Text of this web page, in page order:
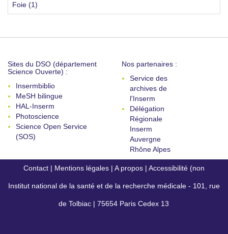
Foie (1)
Sites du DSO (département
Science Ouverte) :
Insermbiblio
MeSH bilingue
HAL-Inserm
Photoscience
Science Open Service
(SOS)
Nos partenaires :
Service des
archives de
l'Inserm
Délégation
Régionale
Inserm
Auvergne
Rhône Alpes
Contact | Mentions légales | A propos | Accessibilité (non
conforme)
Institut national de la santé et de la recherche médicale - 101, rue
de Tolbiac | 75654 Paris Cedex 13